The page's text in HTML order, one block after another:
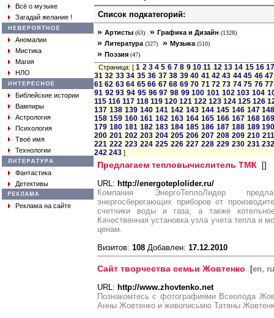
Всё о музыке
Загадай желание !
Аномалии
Мистика
Магия
НЛО
Библейские истории
Вампиры
Астрология
Психология
Твоё имя
Технологии
Фантастика
Детективы
Реклама на сайте
Список подкатегорий:
» Артисты (63) » Графика и Дизайн (1328)
» Литература (327) » Музыка (510)
» Поэзия (47)
Страница: [1 2 3 4 5 6 7 8 9 10 11 12 13 14 15 16
31 32 33 34 35 36 37 38 39 40 41 42 43 44 45 46 47
61 62 63 64 65 66 67 68 69 70 71 72 73 74 75 76 77
91 92 93 94 95 96 97 98 99 100 101 102 103 104
115 116 117 118 119 120 121 122 123 124 125 126
137 138 139 140 141 142 143 144 145 146 147
158 159 160 161 162 163 164 165 166 167 168
179 180 181 182 183 184 185 186 187 188 189
200 201 202 203 204 205 206 207 208 209 210 211
221 222 223 224 225 226 227 228 229 230 231
242 243 ]
Предлагаем тепловычислитель ТМК []
URL: http://energoteplolider.ru/
Компания ЭнергоТеплоЛидер
энергосберегающих приборов от
счетчики воды и газа, а также
Качественная установка узла учета тепла и
ценам.
Визитов: 108 Добавлен: 17.12.2010
Сайт творчества семьи Жовтенко [en, ru
URL: http://www.zhovtenko.net
Познакомтесь с фотографиями Всеолода
Анны Жовтенко и живописьмю Татяны